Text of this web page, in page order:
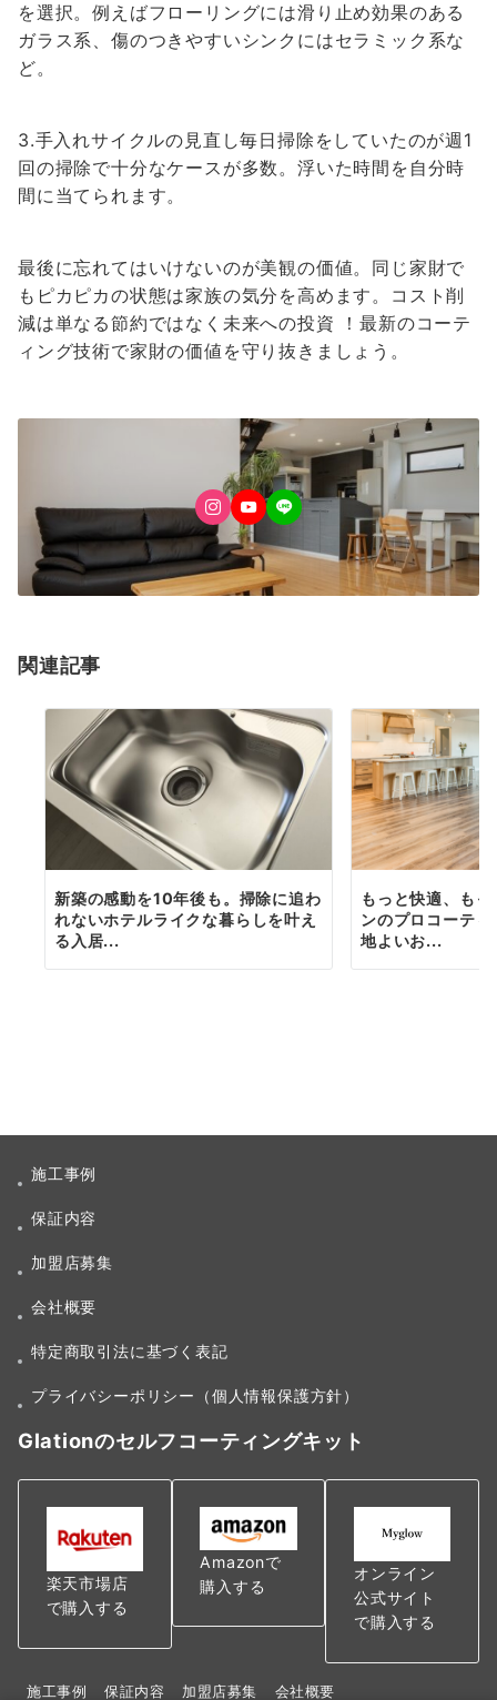
を選択。例えばフローリングには滑り止め効果のある
ガラス系、傷のつきやすいシンクにはセラミック系な
ど。
3.手入れサイクルの見直し毎日掃除をしていたのが週1
回の掃除で十分なケースが多数。浮いた時間を自分時
間に当てられます。
最後に忘れてはいけないのが美観の価値。同じ家財で
もピカピカの状態は家族の気分を高めます。コスト削
減は単なる節約ではなく未来への投資 ！最新のコーテ
ィング技術で家財の価値を守り抜きましょう。
関連記事
新築の感動を10年後も。掃除に追わ
れないホテルライクな暮らしを叶え
る入居...
もっと快適、も
ンのプロコーテ
地よいお...
施工事例
保証内容
加盟店募集
会社概要
特定商取引法に基づく表記
プライバシーポリシー（個人情報保護方針）
Glationのセルフコーティングキット
楽天市場店
で購入する
Amazonで
購入する
オンライン
公式サイト
で購入する
施工事例 保証内容 加盟店募集 会社概要